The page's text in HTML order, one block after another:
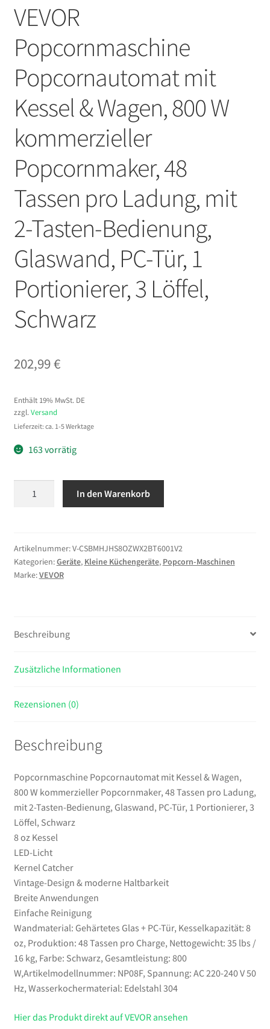
VEVOR
Popcornmaschine
Popcornautomat mit
Kessel & Wagen, 800 W
kommerzieller
Popcornmaker, 48
Tassen pro Ladung, mit
2-Tasten-Bedienung,
Glaswand, PC-Tür, 1
Portionierer, 3 Löffel,
Schwarz
202,99€
Enthält 19% MwSt. DE
zzgl. Versand
Lieferzeit: ca. 1-5 Werktage
163 vorrätig
Kessel
&
Wagen,
Popcornmaker,
Tassen
Ladung,
Tasten-
Glaswand,
PC-
Tür,
1
Portionierer,
3
Löffel,
Schwarz
Menge
In den Warenkorb
Artikelnummer:V-CSBMHJHS8OZWX2BT6001V2
Kategorien:Geräte, Kleine Küchengeräte, Popcorn-Maschinen
Marke:VEVOR
Beschreibung
Zusätzliche Informationen
Rezensionen (0)
Beschreibung
Popcornmaschine Popcornautomat mit Kessel & Wagen,
800 W kommerzieller Popcornmaker, 48 Tassen pro Ladung,
mit 2-Tasten-Bedienung, Glaswand, PC-Tür, 1 Portionierer, 3
Löffel, Schwarz
8 oz Kessel
LED-Licht
Kernel Catcher
Vintage-Design & moderne Haltbarkeit
Breite Anwendungen
Einfache Reinigung
Wandmaterial: Gehärtetes Glas + PC-Tür, Kesselkapazität: 8
oz, Produktion: 48 Tassen pro Charge, Nettogewicht: 35 lbs /
16 kg, Farbe: Schwarz, Gesamtleistung: 800
W,Artikelmodellnummer: NP08F, Spannung: AC 220-240 V 50
Hz, Wasserkochermaterial: Edelstahl 304
Hier das Produkt direkt auf VEVOR ansehen